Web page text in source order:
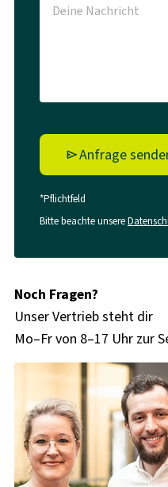
Anfrage
*Pflichtfeld
Bitte beachte unsere
Noch Fragen?
Unser Vertrieb steht dir
Mo–Fr von 8–17 Uhr zur